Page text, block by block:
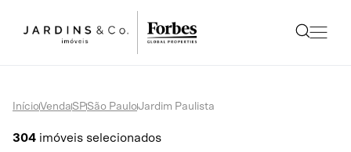
InícioVenda SPSão PauloJardim Paulista
304 imóveis selecionados